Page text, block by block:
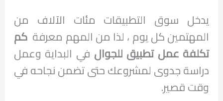
يدخل سوق التطبيقات مئات الآلاف من
المهتمين كل يوم ، لذا من المهم معرفةكم
تكلفة عمل تطبيق للجوال في البداية وعمل
دراسة جدوى لمشروعك حتى تضمن نجاحه في
وقت قصير.